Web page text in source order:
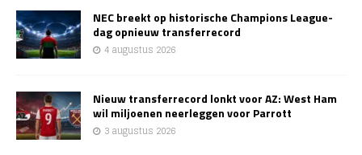
NEC breekt op historische Champions League-
dag opnieuw transferrecord
4 augustus 2026
Nieuw transferrecord lonkt voor AZ: West Ham
wil miljoenen neerleggen voor Parrott
3 augustus 2026